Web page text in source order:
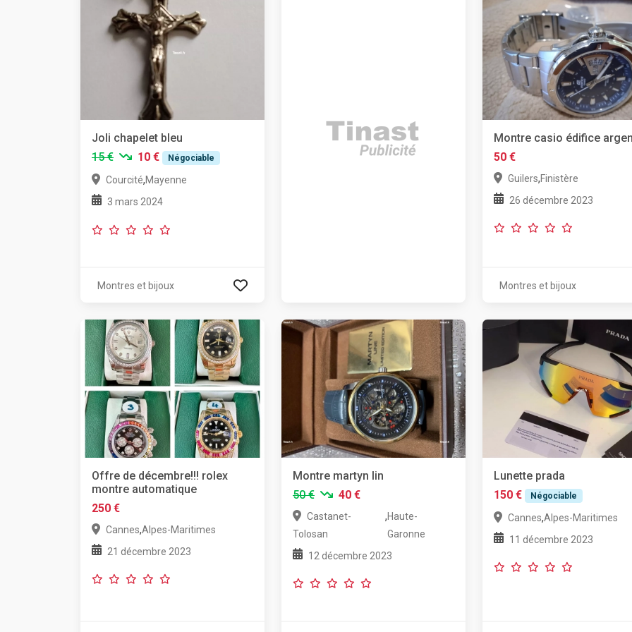
Joli chapelet bleu
15 €
10 € Négociable
Courcité,Mayenne
3 mars 2024
Montres et bijoux
Montre casio édifice
50 €
Guilers,Finistère
26 décembre 2023
Montres et bijoux
Offre de décembre!!! rolex
montre automatique
250 €
Cannes,Alpes-Maritimes
21 décembre 2023
Montre martyn lin
50 €
40 €
Castanet-
Tolosan
,Haute-
Garonne
12 décembre 2023
Lunette prada
150 €
Négociable
Cannes,Alpes-Maritimes
11 décembre 2023